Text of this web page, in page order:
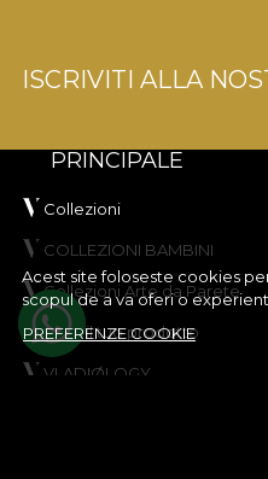
Acest site foloseste cookies
scopul de a va oferi o
PREFERENZE COOKIE
ISCRIVITI ALLA
PRINCIPALE
Collezioni
COLLEZIONI BAMBINI
Collezioni Arte da Parete
Crea il tuo prodotto
VLADIØLOGY